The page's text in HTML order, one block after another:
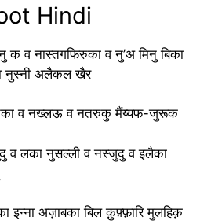
Hindi
क व नास्तगफिरुका व नु’अ मिनु बिका
नुस्नी अलैकल खैर
व नख्लऊ व नतरुकु मैंय्यफ-जुरूक
व लका नुसल्ली व नस्जुदु व इलैका
इन्ना अज़ाबका बिल क़ुफ़्फ़ारि मुलहिक़